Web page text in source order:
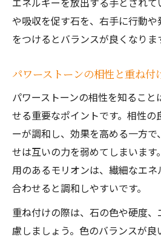
や吸収を促す石を、右手に行動
をつけるとバランスが良くなりま
パワーストーンの相性と重ね付
パワーストーンの相性を知ること
せる重要なポイントです。相性の
ーが調和し、効果を高める一方
せは互いの力を弱めてしまいま
用のあるモリオンは、繊細なエネ
合わせると調和しやすいです。
重ね付けの際は、石の色や硬度
慮しましょう。色のバランスが良